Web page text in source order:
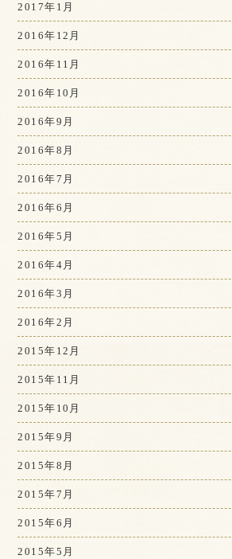
2017年1月
2016年12月
2016年11月
2016年10月
2016年9月
2016年8月
2016年7月
2016年6月
2016年5月
2016年4月
2016年3月
2016年2月
2015年12月
2015年11月
2015年10月
2015年9月
2015年8月
2015年7月
2015年6月
2015年5月